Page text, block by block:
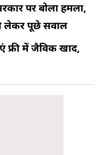
पर बोला हमला,
लेकर पूछे सवाल
फ्री में जैविक खाद,